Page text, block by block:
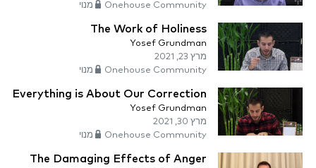
Onehouse Community מנוי
The Work of Holiness
Yosef Grundman
מרץ 23, 2021
Onehouse Community מנוי
Everything is About Our Correction
Yosef Grundman
מרץ 30, 2021
Onehouse Community מנוי
The Damaging Effects of Anger